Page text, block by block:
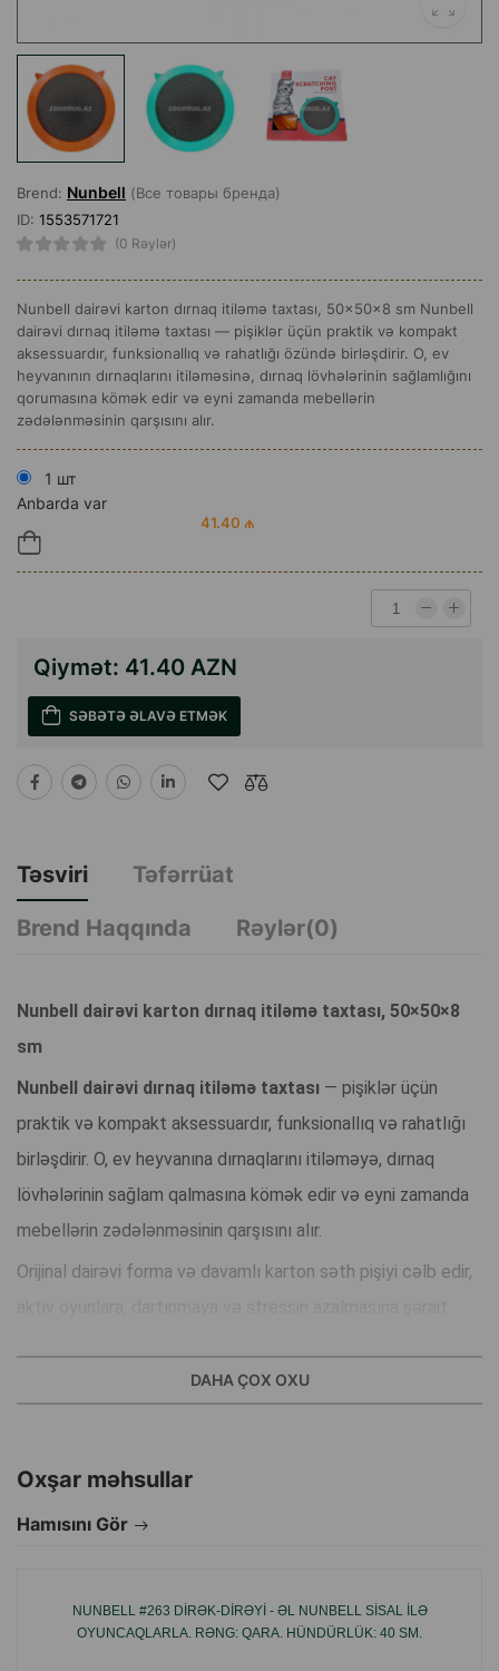
Brend: Nunbell (Все товары бренда)
ID: 1553571721
(0 Rəylər)
Nunbell dairəvi karton dırnaq itiləmə taxtası, 50×50×8 sm Nunbell
dairəvi dırnaq itiləmə taxtası — pişiklər üçün praktik və kompakt
aksessuardır, funksionallıq və rahatlığı özündə birləşdirir. O, ev
heyvanının dırnaqlarını itiləməsinə, dırnaq lövhələrinin sağlamlığını
qorumasına kömək edir və eyni zamanda mebellərin
zədələnməsinin qarşısını alır.
1 шт
Anbarda var
41.40 ₼
Qiymət: 41.40 AZN
SƏBƏTƏ ƏLAVƏ ETMƏK
Təsviri
Təfərrüat
Brend Haqqında
Rəylər(0)
Nunbell dairəvi karton dırnaq itiləmə taxtası, 50×50×8
sm
Nunbell dairəvi dırnaq itiləmə taxtası — pişiklər üçün
praktik və kompakt aksessuardır, funksionallıq və rahatlığı
birləşdirir. O, ev heyvanına dırnaqlarını itiləməyə, dırnaq
lövhələrinin sağlam qalmasına kömək edir və eyni zamanda
mebellərin zədələnməsinin qarşısını alır.
Orijinal dairəvi forma və davamlı karton səth pişiyi cəlb edir,
dırnaq itiləmə taxtasını sevimli istirahət və əyləncə
Dairəvi forma — həm oyun meydançası, həm də istirahət
DAHA ÇOX OXU
Oxşar məhsullar
Hamısını Gör
NUNBELL #263 DIRƏK-DIRƏYI - ƏL NUNBELL SISAL ILƏ
OYUNCAQLARLA. RƏNG: QARA. HÜNDÜRLÜK: 40 SM.